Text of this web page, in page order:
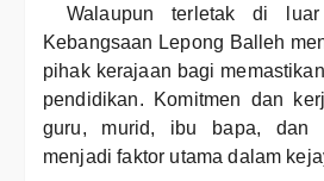
Walaupun terletak di
Kebangsaan Lepong Balleh
pihak kerajaan bagi
pendidikan. Komitmen dan
guru, murid, ibu bapa, dan
menjadi faktor utama dalam